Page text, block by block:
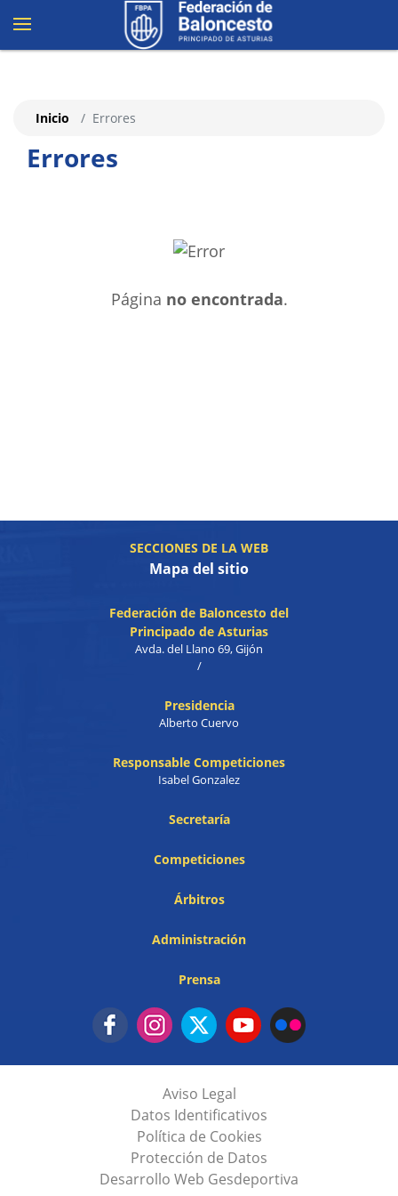
Errores
Inicio Errores
Página no encontrada.
SECCIONES DE LA WEB
Mapa del sitio
Federación de Baloncesto del
Principado de Asturias
Avda. del Llano 69, Gijón
/
Presidencia
Alberto Cuervo
Responsable Competiciones
Isabel Gonzalez
Secretaría
Competiciones
Árbitros
Administración
Prensa
Aviso Legal
Datos Identificativos
Política de Cookies
Protección de Datos
Desarrollo Web Gesdeportiva